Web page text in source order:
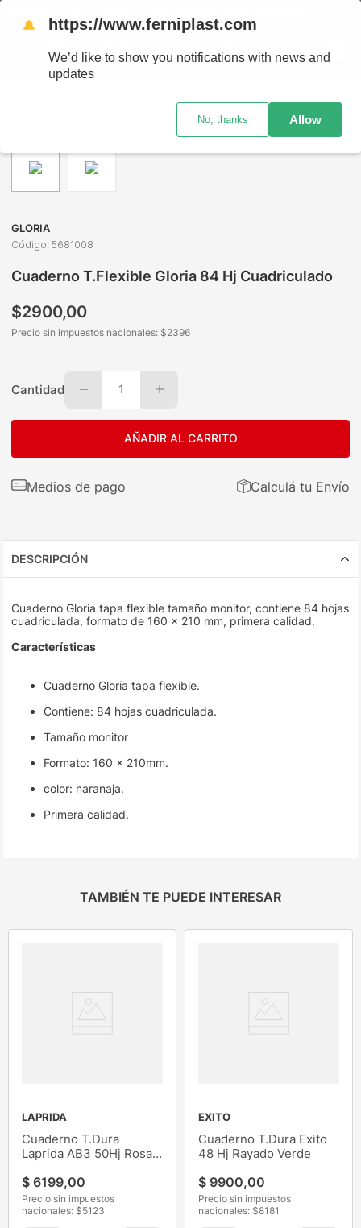
GLORIA
Código:5681008
Cuaderno T.Flexible Gloria 84 Hj Cuadriculado
$2900,00
Precio sin impuestos nacionales: $2396
Cantidad 1
AÑADIR AL CARRITO
Medios de pago Calculá tu Envío
DESCRIPCIÓN
Cuaderno Gloria tapa flexible tamaño monitor, contiene 84 hojas
cuadriculada, formato de 160 x 210 mm, primera calidad.
Características
Cuaderno Gloria tapa flexible.
Contiene: 84 hojas cuadriculada.
Tamaño monitor
Formato: 160 x 210mm.
color: naranaja.
Primera calidad.
TAMBIÉN TE PUEDE INTERESAR
LAPRIDA
Cuaderno T.Dura
Laprida AB3 50Hj Rosa
$ 6199,00
Precio sin impuestos
nacionales: $5123
EXITO
Cuaderno T.Dura Exito
48 Hj Rayado Verde
$ 9900,00
Precio sin impuestos
nacionales: $8181
🔔 https://www.ferniplast.com
We’d like to show you notifications with news and
updates
No, thanks Allow